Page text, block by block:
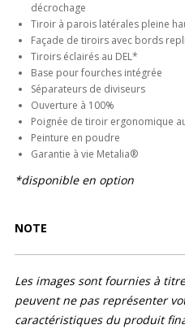
décrochage
Tiroir à parois latérales pleine
Façade de tiroirs avec bords
Tiroirs éclairés au DEL*
Base pour fourches intégrée
Séparateurs de diviseurs
Ouverture à 100%
Poignée de tiroir ergonomique
Peinture en poudre
Garantie à vie Metalia®
*disponible en option
NOTE
Les images sont fournies à
peuvent ne pas représenter
caractéristiques du produit